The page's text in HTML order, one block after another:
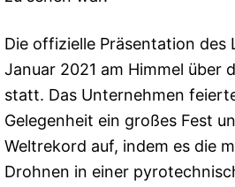
Die offizielle Präsentation des
Januar 2021 am Himmel über
statt. Das Unternehmen
Gelegenheit ein großes Fest
Weltrekord auf, indem es die
Drohnen in einer